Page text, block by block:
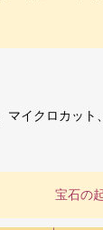
マイクロカット
宝石の